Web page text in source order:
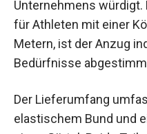
dem Ronin BJJ Gi
Unternehmens würdigt.
für Athleten mit einer
1,88 Metern, ist der
Der Lieferumfang